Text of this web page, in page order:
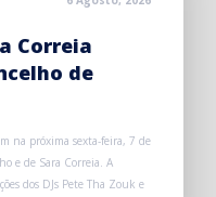
Correia
de
na próxima sexta-feira, 7 de
e de Sara Correia. A
dos DJs Pete Tha Zouk e